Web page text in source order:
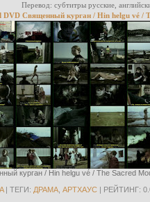
Перевод: субтитры русские,
DVD Священный курган / Hin helgu vé /
курган / Hin helgu vé / The Sacred
| ТЕГИ: ДРАМА АРТХАУС | РЕЙТИНГ: